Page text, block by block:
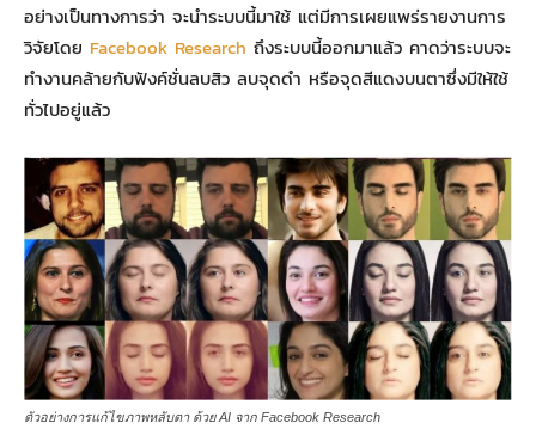
อย่างเป็นทางการว่า จะนำระบบนี้มาใช้ แต่มีการเผยแพร่รายงานการ
วิจัยโดย Facebook Research ถึงระบบนี้ออกมาแล้ว คาดว่าระบบจะ
ทำงานคล้ายกับฟังค์ชั่นลบสิว ลบจุดดำ หรือจุดสีแดงบนตาซึ่งมีให้ใช้
ทั่วไปอยู่แล้ว
ตัวอย่างการแก้ไขภาพหลับตา ด้วย AI จาก Facebook Research